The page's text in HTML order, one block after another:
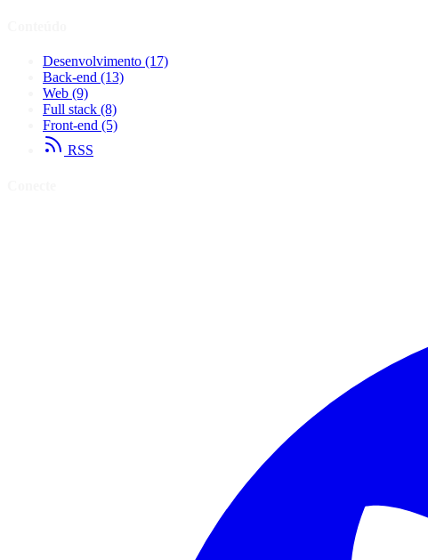
Desenvolvimento (17)
Back-end (13)
Web (9)
Full stack (8)
Front-end (5)
RSS